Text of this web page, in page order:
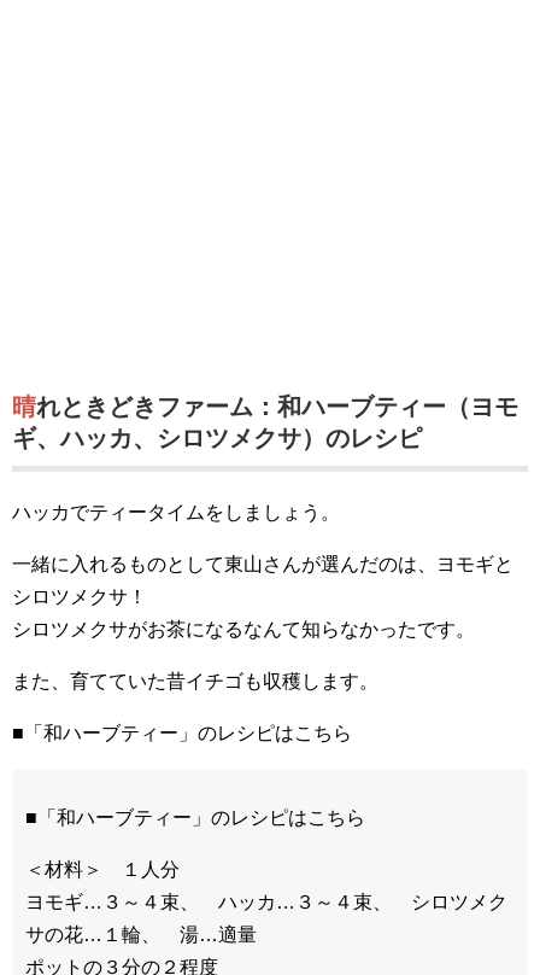
晴れときどきファーム：和ハーブティー（ヨモ
ギ、ハッカ、シロツメクサ）のレシピ
ハッカでティータイムをしましょう。
一緒に入れるものとして東山さんが選んだのは、ヨモギと
シロツメクサ！
シロツメクサがお茶になるなんて知らなかったです。
また、育てていた昔イチゴも収穫します。
■「和ハーブティー」のレシピはこちら
■「和ハーブティー」のレシピはこちら
＜材料＞ １人分
ヨモギ…３～４束、 ハッカ…３～４束、 シロツメク
サの花…１輪、 湯…適量
ポットの３分の２程度